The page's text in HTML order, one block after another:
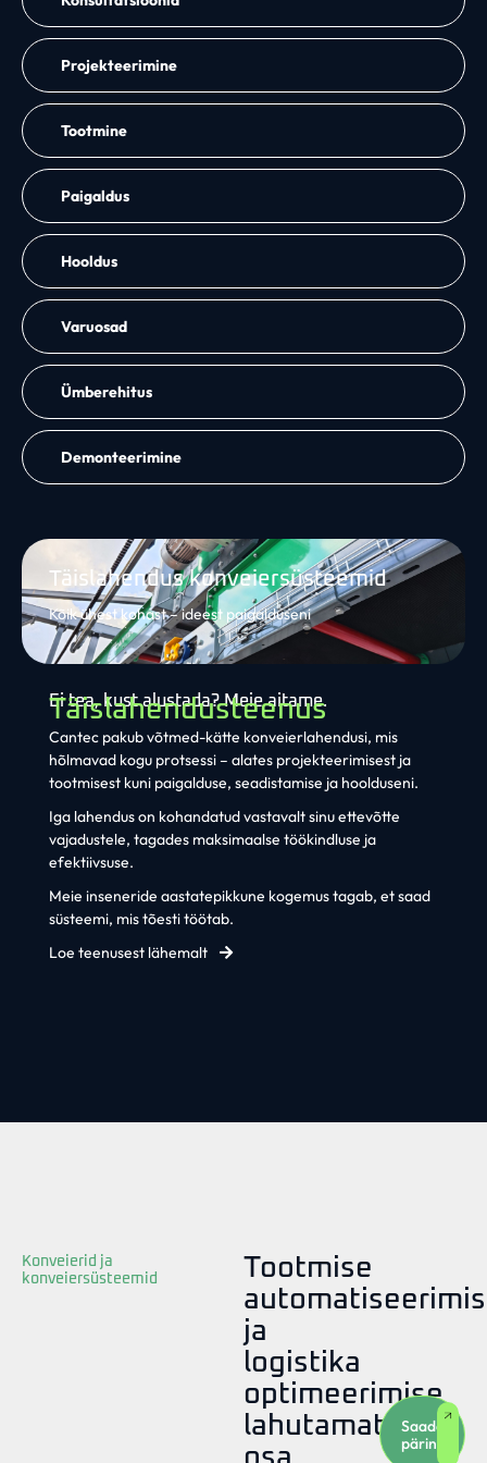
Projekteerimine
Tootmine
Paigaldus
Hooldus
Varuosad
Ümberehitus
Demonteerimine
Täislahendus konveiersüsteemid
Kõik ühest kohast – ideest paigalduseni
Ei tea, kust alustada? Meie aitame.
Täislahendusteenus
Cantec pakub võtmed-kätte konveierlahendusi, mis
hõlmavad kogu protsessi – alates projekteerimisest ja
tootmisest kuni paigalduse, seadistamise ja hoolduseni.
Iga lahendus on kohandatud vastavalt sinu ettevõtte
vajadustele, tagades maksimaalse töökindluse ja
efektiivsuse.
Meie inseneride aastatepikkune kogemus tagab, et saad
süsteemi, mis tõesti töötab.
Loe teenusest lähemalt
Konveierid ja
konveiersüsteemid
Tootmise
ja
logistika
optimeerimise
lahutamatuSaada
päring